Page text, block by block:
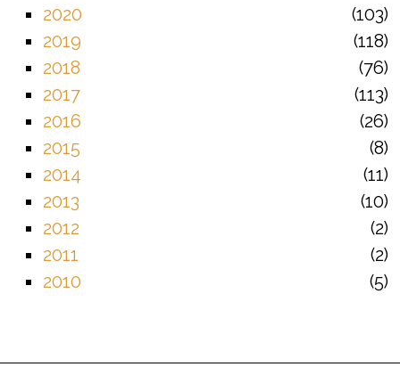
2020
103
2019
118
2018
76
2017
113
2016
26
2015
8
2014
11
2013
10
2012
2
2011
2
2010
5